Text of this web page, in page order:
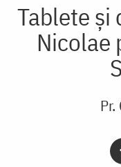
Tablete și
Nicolae